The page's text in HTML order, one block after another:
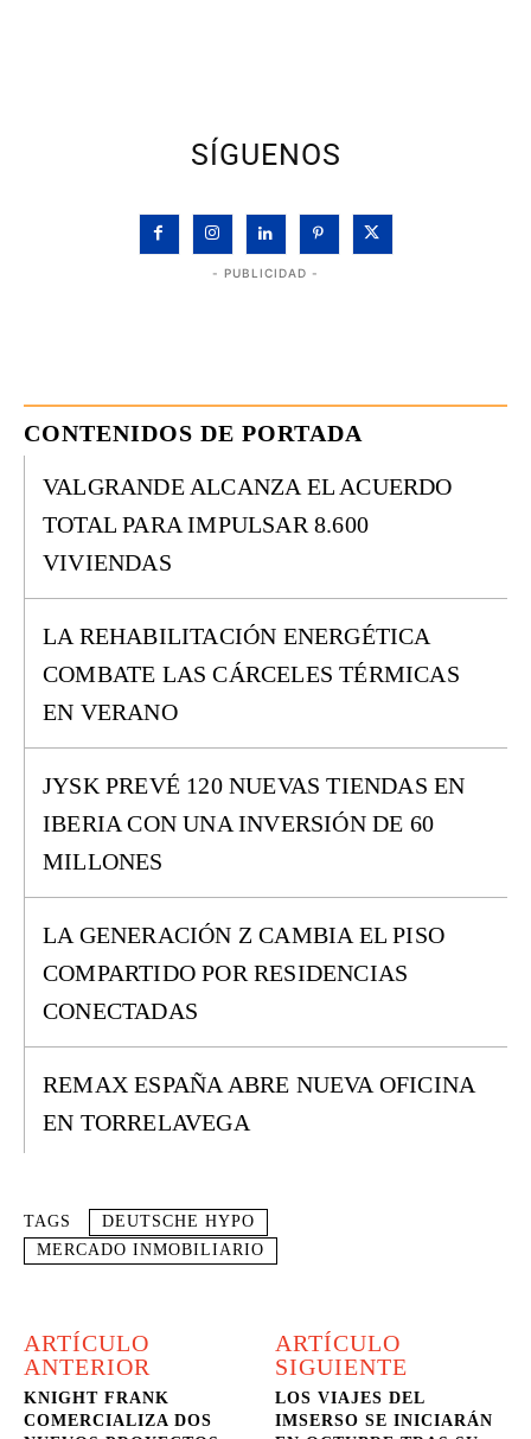
SÍGUENOS
- PUBLICIDAD -
CONTENIDOS DE PORTADA
VALGRANDE ALCANZA EL ACUERDO
TOTAL PARA IMPULSAR 8.600
VIVIENDAS
LA REHABILITACIÓN ENERGÉTICA
COMBATE LAS CÁRCELES TÉRMICAS
EN VERANO
JYSK PREVÉ 120 NUEVAS TIENDAS EN
IBERIA CON UNA INVERSIÓN DE 60
MILLONES
LA GENERACIÓN Z CAMBIA EL PISO
COMPARTIDO POR RESIDENCIAS
CONECTADAS
REMAX ESPAÑA ABRE NUEVA OFICINA
EN TORRELAVEGA
TAGS
DEUTSCHE HYPO
MERCADO INMOBILIARIO
ARTÍCULO
ANTERIOR
KNIGHT FRANK
COMERCIALIZA DOS
ARTÍCULO
SIGUIENTE
LOS VIAJES DEL
IMSERSO SE INICIARÁN